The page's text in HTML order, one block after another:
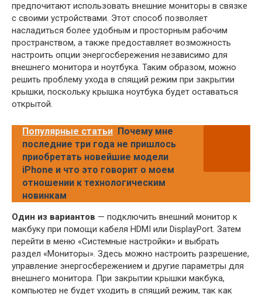
предпочитают использовать внешние мониторы в связке
с своими устройствами. Этот способ позволяет
насладиться более удобным и просторным рабочим
пространством, а также предоставляет возможность
настроить опции энергосбережения независимо для
внешнего монитора и ноутбука. Таким образом, можно
решить проблему ухода в спящий режим при закрытии
крышки, поскольку крышка ноутбука будет оставаться
открытой.
Популярные статьи Почему мне
последние три года не пришлось
приобретать новейшие модели
iPhone и что это говорит о моем
отношении к технологическим
новинкам
Один из вариантов — подключить внешний монитор к
макбуку при помощи кабеля HDMI или DisplayPort. Затем
перейти в меню «Системные настройки» и выбрать
раздел «Мониторы». Здесь можно настроить разрешение,
управление энергосбережением и другие параметры для
внешнего монитора. При закрытии крышки макбука,
компьютер не будет уходить в спящий режим, так как